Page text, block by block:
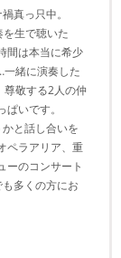
真っ只中。
生で聴いた
間は本当に希少
緒に演奏した
敬する2人の仲
いです。
と話し合いを
ペラアリア、重
ーのコンサート
多くの方にお